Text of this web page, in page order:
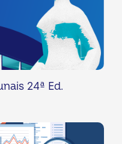
24ª Ed.